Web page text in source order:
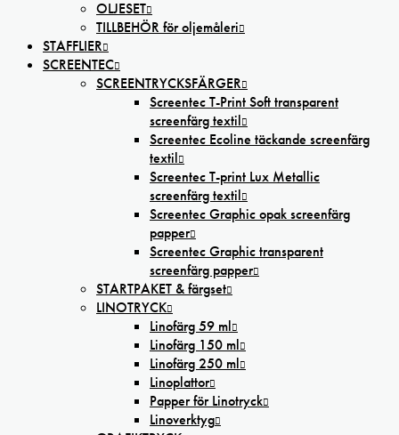
OLJESET
TILLBEHÖR för oljemåleri
STAFFLIER
SCREENTEC
SCREENTRYCKSFÄRGER
Screentec T-Print Soft transparent
screenfärg textil
Screentec Ecoline täckande screenfärg
textil
Screentec T-print Lux Metallic
screenfärg textil
Screentec Graphic opak screenfärg
papper
Screentec Graphic transparent
screenfärg papper
STARTPAKET & färgset
LINOTRYCK
Linofärg 59 ml
Linofärg 150 ml
Linofärg 250 ml
Linoplattor
Papper för Linotryck
Linoverktyg